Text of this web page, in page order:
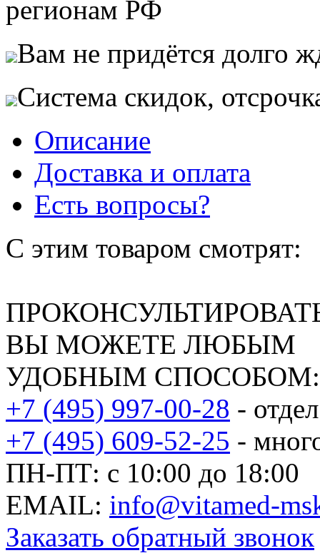
регионам РФ
Вам не придётся долго
Система скидок,
Описание
Доставка и оплата
Есть вопросы?
С этим товаром смотрят:
ВЫ МОЖЕТЕ ЛЮБЫМ
УДОБНЫМ СПОСОБОМ:
+7 (495) 997-00-28 -
+7 (495) 609-52-25 -
ПН-ПТ: с 10:00 до 18:00
EMAIL: info@vitamed-
Заказать обратный звонок